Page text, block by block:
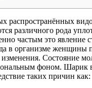
распространённых
различного рода
частым это явление
в организме женщины
Состояние
фоном. Шарик
таких причин как: